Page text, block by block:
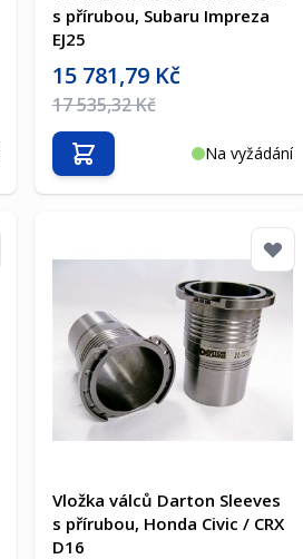
s přírubou, Subaru Impreza
EJ25
Akční cena
15 781,79 Kč
Běžná cena
17 535,32 Kč
Na vyžádání
Přidat do košíku
Vložka válců Darton Sleeves
s přírubou, Honda Civic / CRX
D16